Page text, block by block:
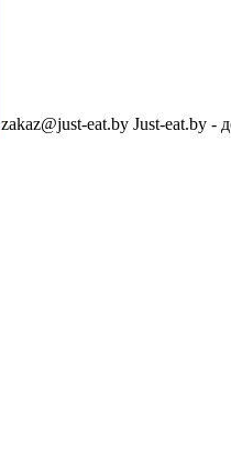
zakaz@just-eat.by Just-eat.by -